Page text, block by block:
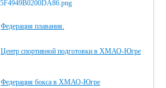
Федерация плавания.
Центр спортивной подготовки в ХМАО-Югре
Федерация бокса в ХМАО-Югре